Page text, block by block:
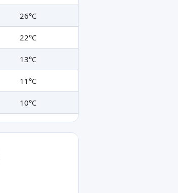
26°C
22°C
13°C
11°C
10°C